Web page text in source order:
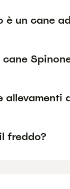
è un cane
allevamenti
freddo?